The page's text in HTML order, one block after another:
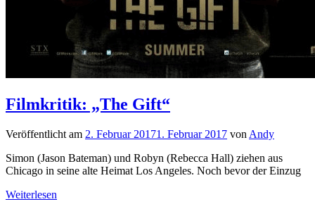
Filmkritik: „The Gift“
Veröffentlicht am 2. Februar 20171. Februar 2017 von Andy
Simon (Jason Bateman) und Robyn (Rebecca Hall) ziehen aus
Chicago in seine alte Heimat Los Angeles. Noch bevor der Einzug
Weiterlesen